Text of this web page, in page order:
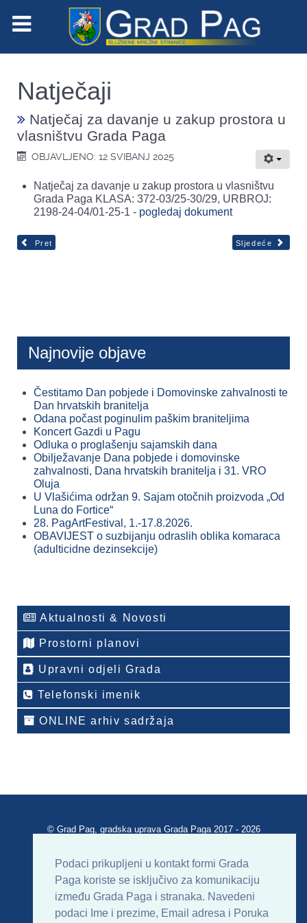
Podaci prikupljeni u kontakt formi Grada
Paga koriste se isključivo za komunikaciju
između Grada Paga i stranaka. Navedeni
podaci Ime i prezime, Email adresa i Poruka
Natječaji
Natječaj za davanje u zakup prostora u
vlasništvu Grada Paga
OBJAVLJENO: 12 SVIBANJ 2025
Natječaj za davanje u zakup prostora u vlasništvu
Grada Paga KLASA: 372-03/25-30/29, URBROJ:
2198-24-04/01-25-1 - pogledaj dokument
Pret Sljedeće
Najnovije objave
Čestitamo Dan pobjede i Domovinske zahvalnosti te
Dan hrvatskih branitelja
Odana počast poginulim paškim braniteljima
Koncert Gazdi u Pagu
Odluka o proglašenju sajamskih dana
Obilježavanje Dana pobjede i domovinske
zahvalnosti, Dana hrvatskih branitelja i 31. VRO
Oluja
U Vlašićima održan 9. Sajam otočnih proizvoda „Od
Luna do Fortice“
28. PagArtFestival, 1.-17.8.2026.
OBAVIJEST o suzbijanju odraslih oblika komaraca
(adulticidne dezinsekcije)
Aktualnosti & Novosti
Prostorni planovi
Upravni odjeli Grada
Telefonski imenik
ONLINE arhiv sadržaja
© Grad Pag, gradska uprava Grada Paga 2017 - 2026
Uvjeti korištenja Impressum
Kontakt
Sitemap
RSS